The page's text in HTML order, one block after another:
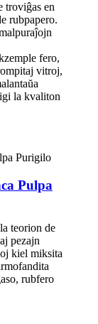
troviĝas en
rubpapero.
fero,
vitroj,
la kvaliton
Pulpa
teorion de
pezajn
kiel miksita
rubfero